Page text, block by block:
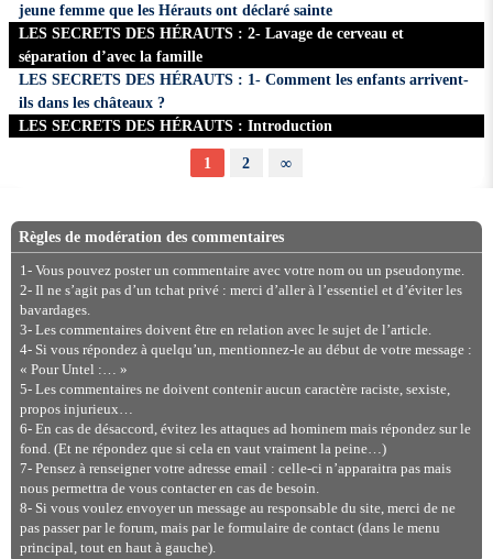
jeune femme que les Hérauts ont déclaré sainte
LES SECRETS DES HÉRAUTS : 2- Lavage de cerveau et
séparation d’avec la famille
LES SECRETS DES HÉRAUTS : 1- Comment les enfants arrivent-
ils dans les châteaux ?
LES SECRETS DES HÉRAUTS : Introduction
1 2 ∞
Règles de modération des commentaires
1- Vous pouvez poster un commentaire avec votre nom ou un pseudonyme.
2- Il ne s’agit pas d’un tchat privé : merci d’aller à l’essentiel et d’éviter les
bavardages.
3- Les commentaires doivent être en relation avec le sujet de l’article.
4- Si vous répondez à quelqu’un, mentionnez-le au début de votre message :
« Pour Untel :… »
5- Les commentaires ne doivent contenir aucun caractère raciste, sexiste,
propos injurieux…
6- En cas de désaccord, évitez les attaques ad hominem mais répondez sur le
fond. (Et ne répondez que si cela en vaut vraiment la peine…)
7- Pensez à renseigner votre adresse email : celle-ci n’apparaitra pas mais
nous permettra de vous contacter en cas de besoin.
8- Si vous voulez envoyer un message au responsable du site, merci de ne
pas passer par le forum, mais par le formulaire de contact (dans le menu
principal, tout en haut à gauche).